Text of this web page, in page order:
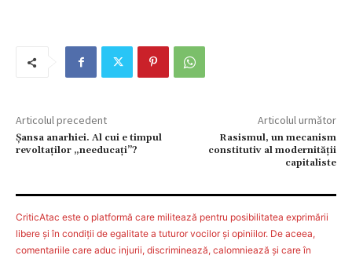
Articolul precedent
Şansa anarhiei. Al cui e timpul
revoltaţilor „needucaţi”?
Articolul următor
Rasismul, un mecanism
constitutiv al modernității
capitaliste
CriticAtac este o platformă care militează pentru posibilitatea exprimării
libere şi în condiţii de egalitate a tuturor vocilor şi opiniilor. De aceea,
comentariile care aduc injurii, discriminează, calomniează şi care în